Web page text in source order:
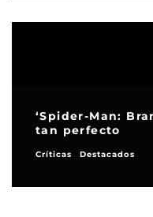
‘La Odisea’,
Críticas